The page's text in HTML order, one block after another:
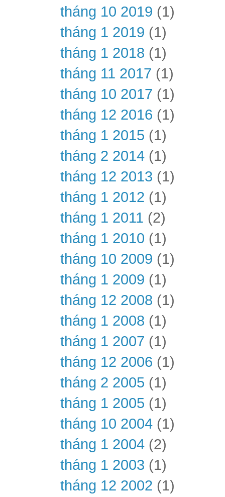
tháng 10 2019 (1)
tháng 1 2019 (1)
tháng 1 2018 (1)
tháng 11 2017 (1)
tháng 10 2017 (1)
tháng 12 2016 (1)
tháng 1 2015 (1)
tháng 2 2014 (1)
tháng 12 2013 (1)
tháng 1 2012 (1)
tháng 1 2011 (2)
tháng 1 2010 (1)
tháng 10 2009 (1)
tháng 1 2009 (1)
tháng 12 2008 (1)
tháng 1 2008 (1)
tháng 1 2007 (1)
tháng 12 2006 (1)
tháng 2 2005 (1)
tháng 1 2005 (1)
tháng 10 2004 (1)
tháng 1 2004 (2)
tháng 1 2003 (1)
tháng 12 2002 (1)